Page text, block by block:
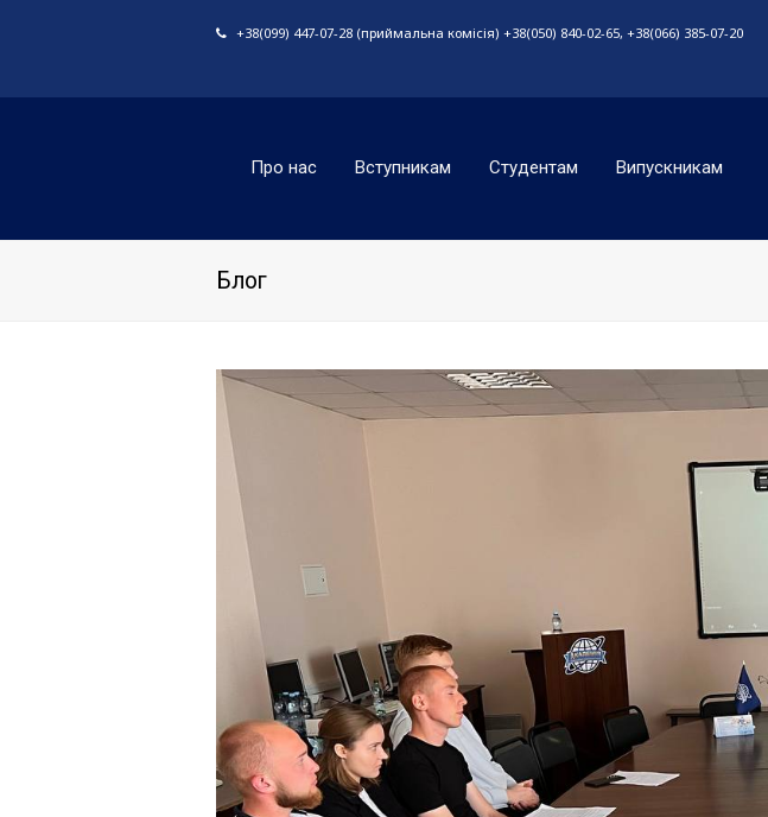
+38(099) 447-07-28 (приймальна комісія) +38(050) 840-02-65, +38(066) 385-07-20
Про нас Вступникам Студентам Випускникам
Блог